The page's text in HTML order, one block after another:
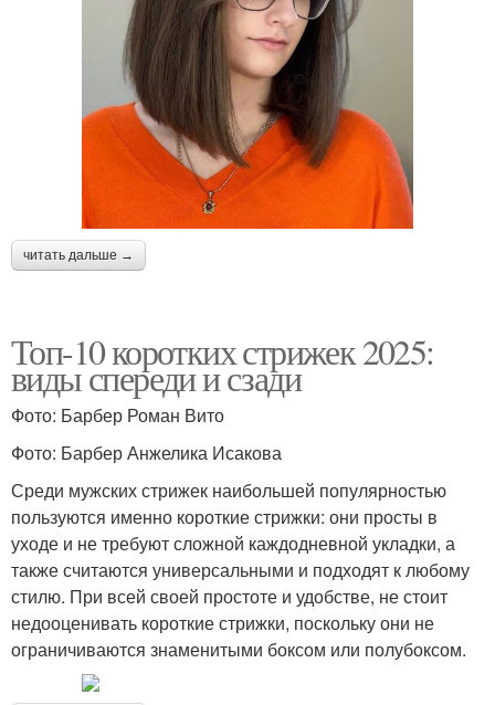
читать дальше →
Топ-10 коротких стрижек 2025:
виды спереди и сзади
Фото: Барбер Роман Вито
Фото: Барбер Анжелика Исакова
Среди мужских стрижек наибольшей популярностью
пользуются именно короткие стрижки: они просты в
уходе и не требуют сложной каждодневной укладки, а
также считаются универсальными и подходят к любому
стилю. При всей своей простоте и удобстве, не стоит
недооценивать короткие стрижки, поскольку они не
ограничиваются знаменитыми боксом или полубоксом.